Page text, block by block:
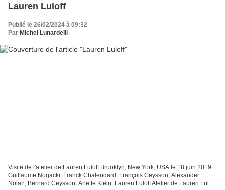
Lauren Luloff
Publié le 26/02/2024 à 09:32
Par Michel Lunardelli
Visite de l'atelier de Lauren Luloff Brooklyn, New York, USA le 18 juin 2019
Guillaume Nogacki, Franck Chalendard, François Ceysson, Alexander
Nolan, Bernard Ceysson, Arlette Klein, Lauren Luloff Atelier de Lauren Luloff